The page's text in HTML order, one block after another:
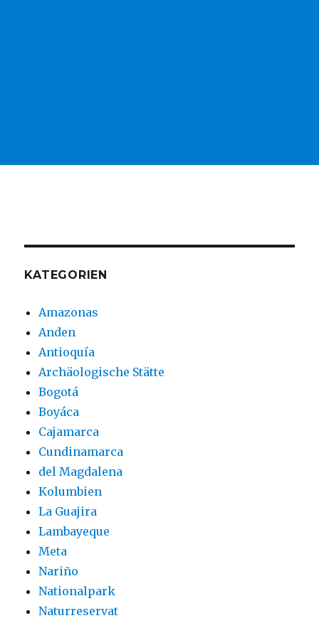
KATEGORIEN
Amazonas
Anden
Antioquía
Archäologische Stätte
Bogotá
Boyáca
Cajamarca
Cundinamarca
del Magdalena
Kolumbien
La Guajira
Lambayeque
Meta
Nariño
Nationalpark
Naturreservat